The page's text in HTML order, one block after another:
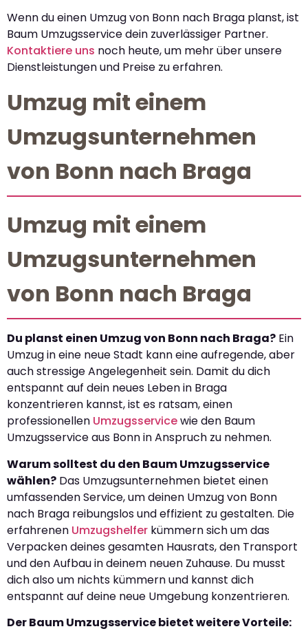
Wenn du einen Umzug von Bonn nach Braga planst, ist
Baum Umzugsservice dein zuverlässiger Partner.
Kontaktiere uns noch heute, um mehr über unsere
Dienstleistungen und Preise zu erfahren.
Umzug mit einem
Umzugsunternehmen
von Bonn nach Braga
Umzug mit einem
Umzugsunternehmen
von Bonn nach Braga
Du planst einen Umzug von Bonn nach Braga? Ein
Umzug in eine neue Stadt kann eine aufregende, aber
auch stressige Angelegenheit sein. Damit du dich
entspannt auf dein neues Leben in Braga
konzentrieren kannst, ist es ratsam, einen
professionellen Umzugsservicewie den Baum
Umzugsservice aus Bonn in Anspruch zu nehmen.
Warum solltest du den Baum Umzugsservice
wählen? Das Umzugsunternehmen bietet einen
umfassenden Service, um deinen Umzug von Bonn
nach Braga reibungslos und effizient zu gestalten. Die
erfahrenen Umzugshelfer kümmern sich um das
Verpacken deines gesamten Hausrats, den Transport
und den Aufbau in deinem neuen Zuhause. Du musst
dich also um nichts kümmern und kannst dich
entspannt auf deine neue Umgebung konzentrieren.
Der Baum Umzugsservice bietet weitere Vorteile: